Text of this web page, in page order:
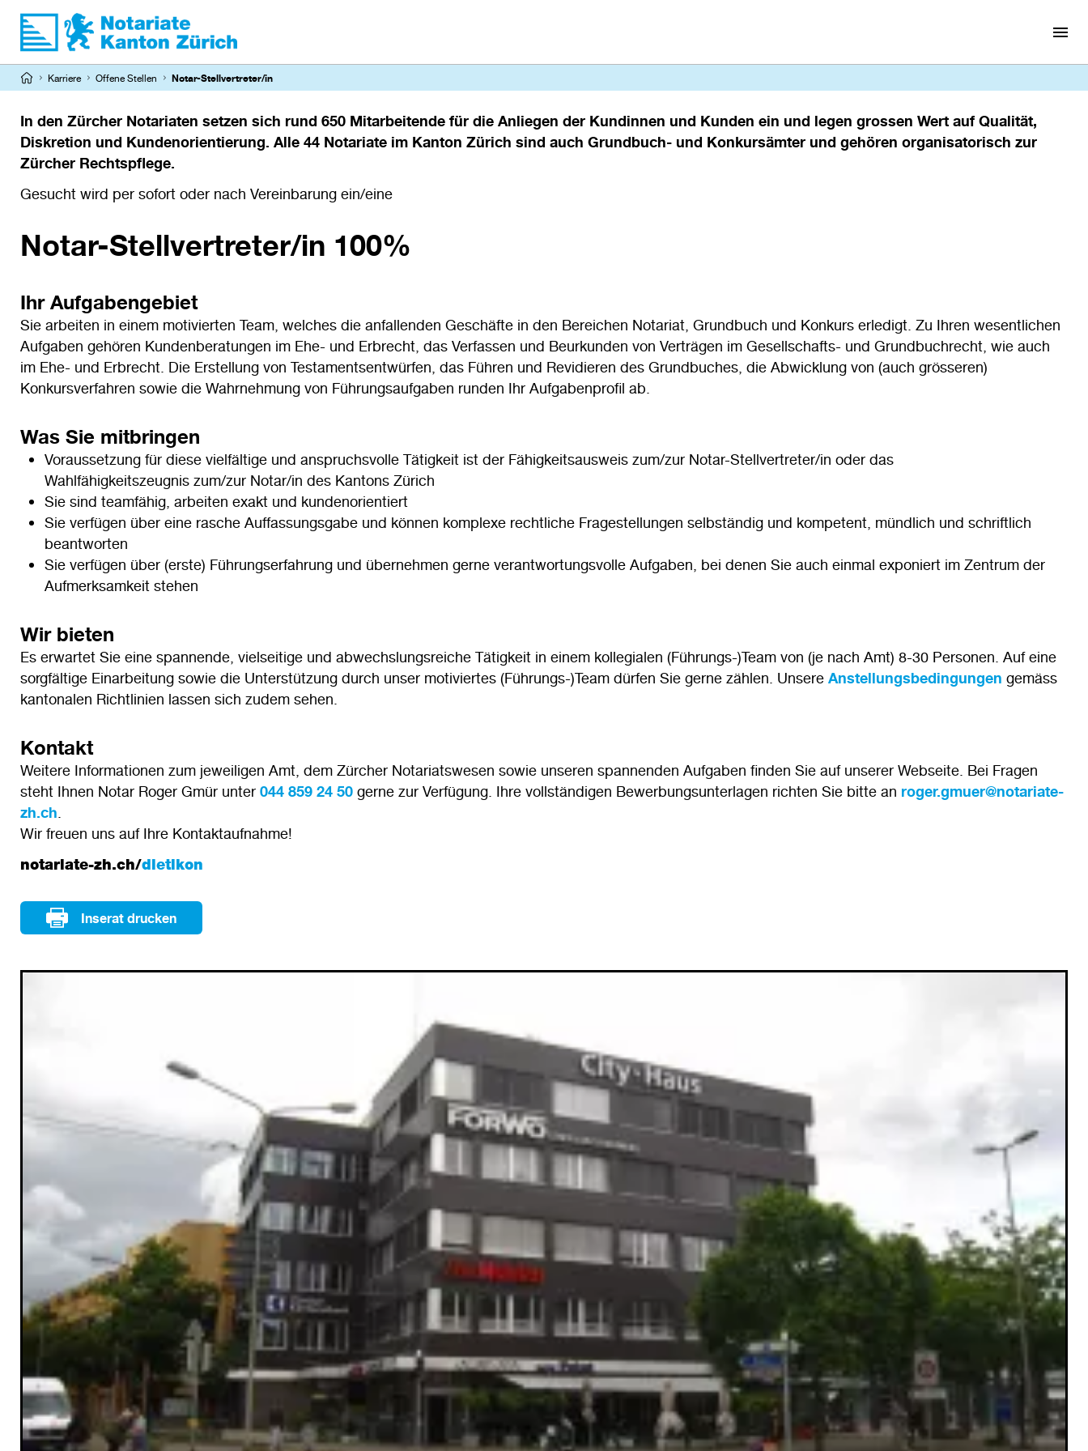
Direkt
zum
Inhalt
Pfadnavigation
Karriere Offene Stellen Notar-Stellvertreter/in
In den Zürcher Notariaten setzen sich rund 650 Mitarbeitende für die Anliegen der Kundinnen und Kunden ein und legen grossen Wert auf Qualität,
Diskretion und Kundenorientierung. Alle 44 Notariate im Kanton Zürich sind auch Grundbuch- und Konkursämter und gehören organisatorisch zur
Zürcher Rechtspflege.
Gesucht wird per sofort oder nach Vereinbarung ein/eine
Notar-Stellvertreter/in 100%
Ihr Aufgabengebiet
Sie arbeiten in einem motivierten Team, welches die anfallenden Geschäfte in den Bereichen Notariat, Grundbuch und Konkurs erledigt. Zu Ihren wesentlichen
Aufgaben gehören Kundenberatungen im Ehe- und Erbrecht, das Verfassen und Beurkunden von Verträgen im Gesellschafts- und Grundbuchrecht, wie auch
im Ehe- und Erbrecht. Die Erstellung von Testamentsentwürfen, das Führen und Revidieren des Grundbuches, die Abwicklung von (auch grösseren)
Konkursverfahren sowie die Wahrnehmung von Führungsaufgaben runden Ihr Aufgabenprofil ab.
Was Sie mitbringen
Voraussetzung für diese vielfältige und anspruchsvolle Tätigkeit ist der Fähigkeitsausweis zum/zur Notar-Stellvertreter/in oder das
Wahlfähigkeitszeugnis zum/zur Notar/in des Kantons Zürich
Sie sind teamfähig, arbeiten exakt und kundenorientiert
Sie verfügen über eine rasche Auffassungsgabe und können komplexe rechtliche Fragestellungen selbständig und kompetent, mündlich und schriftlich
beantworten
Sie verfügen über (erste) Führungserfahrung und übernehmen gerne verantwortungsvolle Aufgaben, bei denen Sie auch einmal exponiert im Zentrum der
Aufmerksamkeit stehen
Wir bieten
Es erwartet Sie eine spannende, vielseitige und abwechslungsreiche Tätigkeit in einem kollegialen (Führungs-)Team von (je nach Amt) 8-30 Personen. Auf eine
sorgfältige Einarbeitung sowie die Unterstützung durch unser motiviertes (Führungs-)Team dürfen Sie gerne zählen. Unsere Anstellungsbedingungen gemäss
kantonalen Richtlinien lassen sich zudem sehen.
Kontakt
Weitere Informationen zum jeweiligen Amt, dem Zürcher Notariatswesen sowie unseren spannenden Aufgaben finden Sie auf unserer Webseite. Bei Fragen
steht Ihnen Notar Roger Gmür unter 044 859 24 50 gerne zur Verfügung. Ihre vollständigen Bewerbungsunterlagen richten Sie bitte an roger.gmuer@notariate-
zh.ch
Wir freuen uns auf Ihre Kontaktaufnahme!
notariate-zh.ch/dietikon
Inserat drucken